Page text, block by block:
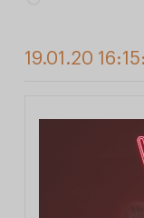
19.01.20